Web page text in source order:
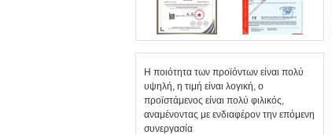
Η ποιότητα των προϊόντων είναι πολύ
υψηλή, η τιμή είναι λογική, ο
προϊστάμενος είναι πολύ φιλικός,
αναμένοντας με ενδιαφέρον την επόμενη
συνεργασία